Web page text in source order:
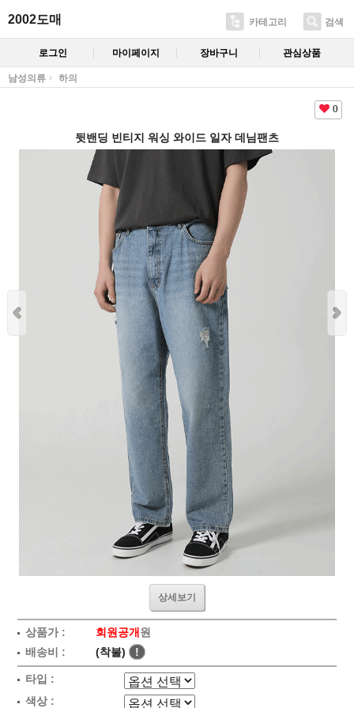
2002도매 카테고리 검색
로그인 마이페이지 장바구니 관심상품
남성의류 하의
0
뒷밴딩 빈티지 워싱 와이드 일자 데님팬츠
상세보기
상품가 : 회원공개원
배송비 :
(착불) !
타입 :
색상 :